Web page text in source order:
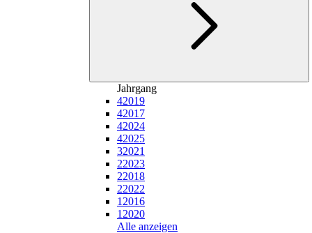
Jahrgang
42019
42017
42024
42025
32021
22023
22018
22022
1 2016
1 2020
Alle anzeigen